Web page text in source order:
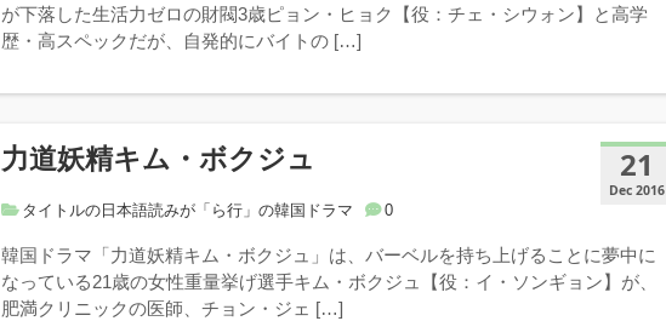
が下落した生活力ゼロの財閥3歳ピョン・ヒョク【役：チェ・シウォン】と高学
歴・高スペックだが、自発的にバイトの […]
21
Dec 2016
力道妖精キム・ボクジュ
タイトルの日本語読みが「ら行」の韓国ドラマ 0
韓国ドラマ「力道妖精キム・ボクジュ」は、バーベルを持ち上げることに夢中に
なっている21歳の女性重量挙げ選手キム・ボクジュ【役：イ・ソンギョン】が、
肥満クリニックの医師、チョン・ジェ […]